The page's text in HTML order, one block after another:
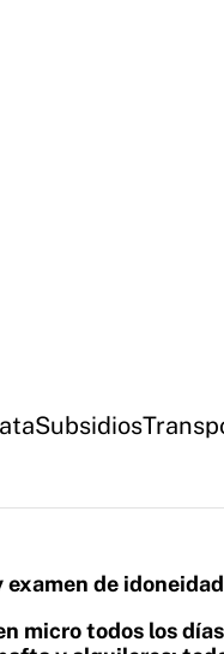
Subsidios
de
micro todos los